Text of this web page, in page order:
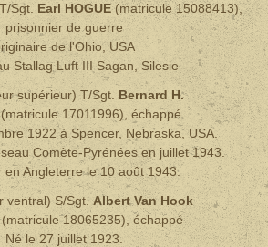
Sgt. Earl HOGUE(matricule15088413),
prisonnier de guerre
de l'Ohio, USA
Stallag Luft III Sagan, Silesie
supérieur) T/Sgt.Bernard H.
(matricule17011996), échappé
1922 à Spencer, Nebraska, USA.
Comète-Pyrénées en juillet 1943.
en Angleterre le 10 août 1943.
ventral) S/Sgt.Albert Van Hook
(matricule18065235), échappé
Né le 27 juillet 1923.